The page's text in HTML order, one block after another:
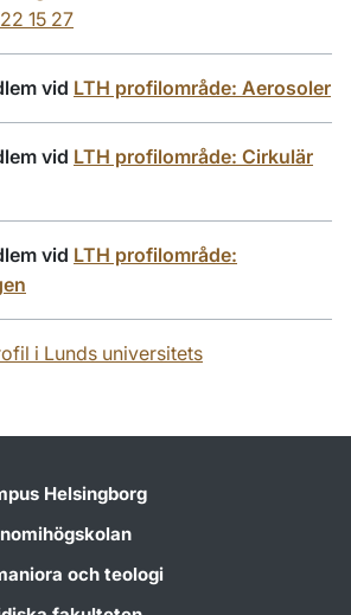
15 27
vid LTH profilområde: Aerosoler
vid LTH profilområde: Cirkulär
vid LTH profilområde:
i Lunds universitets
Helsingborg
och teologi